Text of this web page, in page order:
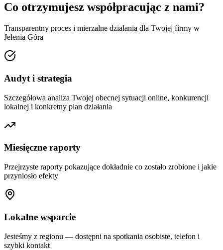
Co otrzymujesz współpracując z nami?
Transparentny proces i mierzalne działania dla Twojej firmy w
Jelenia Góra
Audyt i strategia
Szczegółowa analiza Twojej obecnej sytuacji online, konkurencji
lokalnej i konkretny plan działania
Miesięczne raporty
Przejrzyste raporty pokazujące dokładnie co zostało zrobione i jakie
przyniosło efekty
Lokalne wsparcie
Jesteśmy z regionu — dostępni na spotkania osobiste, telefon i
szybki kontakt